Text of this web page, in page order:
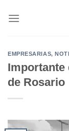
EMPRESARIAS,
Importante
de Rosario